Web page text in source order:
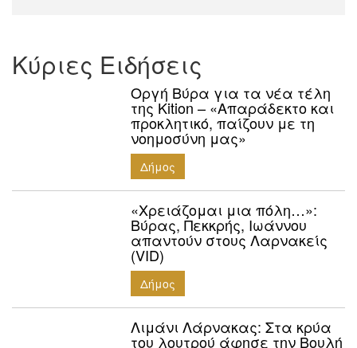
Κύριες Ειδήσεις
Οργή Βύρα για τα νέα τέλη
της Kition – «Απαράδεκτο και
προκλητικό, παίζουν με τη
νοημοσύνη μας»
Δήμος
«Χρειάζομαι μια πόλη…»:
Βύρας, Πεκκρής, Ιωάννου
απαντούν στους Λαρνακείς
(VID)
Δήμος
Λιμάνι Λάρνακας: Στα κρύα
του λουτρού άφησε την Βουλή